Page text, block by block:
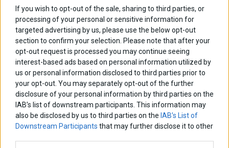
If you wish to opt-out of the sale, sharing to third parties, or
processing of your personal or sensitive information for
targeted advertising by us, please use the below opt-out
section to confirm your selection. Please note that after your
opt-out request is processed you may continue seeing
interest-based ads based on personal information utilized by
us or personal information disclosed to third parties prior to
your opt-out. You may separately opt-out of the further
disclosure of your personal information by third parties on the
IAB’s list of downstream participants. This information may
also be disclosed by us to third parties on the IAB’s List of
Downstream Participants that may further disclose it to other
ΕΡΤ: Από γκάφα σε γκάφα – Τί έχει συμβεί πάλι
Σε ρυθμούς Eurovision 2025 κινείται η ΕΡΤ, στην οποία έχει
ασκηθεί έντονη κριτική για τον τρόπο με τον οποίο έγινε η
παρουσίαση των 12 τραγουδιών που θα διαγωνιστούν στον
εθνικό τελικό.
Lifestyle Τηλεόραση - Showbiz